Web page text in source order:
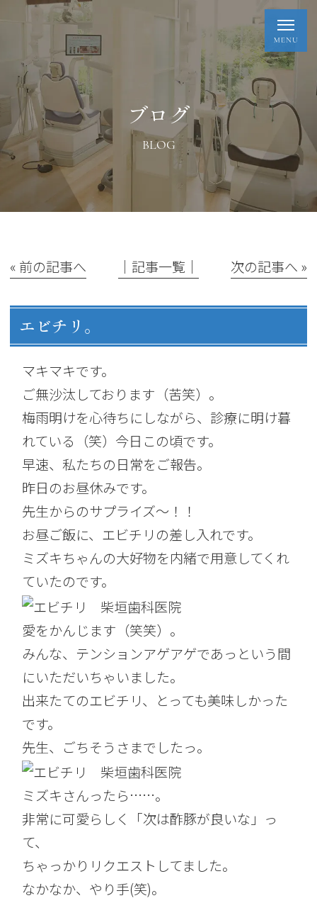
ブログ
BLOG
« 前の記事へ │記事一覧│ 次の記事へ »
エビチリ。
マキマキです。
ご無沙汰しております（苦笑）。
梅雨明けを心待ちにしながら、診療に明け暮
れている（笑）今日この頃です。
早速、私たちの日常をご報告。
昨日のお昼休みです。
先生からのサプライズ～！！
お昼ご飯に、エビチリの差し入れです。
ミズキちゃんの大好物を内緒で用意してくれ
ていたのです。
愛をかんじます（笑笑）。
みんな、テンションアゲアゲであっという間
にいただいちゃいました。
出来たてのエビチリ、とっても美味しかった
です。
先生、ごちそうさまでしたっ。
ミズキさんったら……。
非常に可愛らしく「次は酢豚が良いな」っ
て、
ちゃっかりリクエストしてました。
なかなか、やり手(笑)。